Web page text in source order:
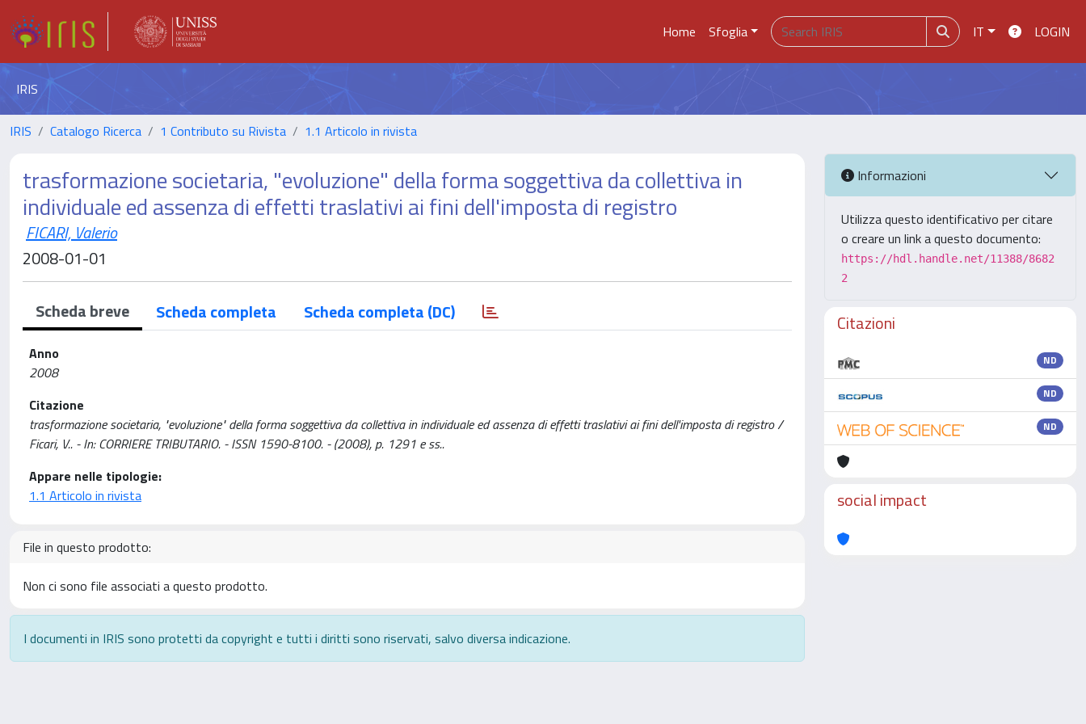
Home Sfoglia IT LOGIN
IRIS
IRIS Catalogo Ricerca 1 Contributo su Rivista 1.1 Articolo in rivista
trasformazione societaria, "evoluzione" della forma soggettiva da collettiva in
individuale ed assenza di effetti traslativi ai fini dell'imposta di registro
FICARI, Valerio
2008-01-01
Scheda breve Scheda completa Scheda completa (DC)
Anno
2008
Citazione
trasformazione societaria, "evoluzione" della forma soggettiva da collettiva in individuale ed assenza di effetti traslativi ai fini dell'imposta di registro /
Ficari, V.. - In: CORRIERE TRIBUTARIO. - ISSN 1590-8100. - (2008), p. 1291 e ss..
Appare nelle tipologie:
1.1 Articolo in rivista
File in questo prodotto:
Non ci sono file associati a questo prodotto.
I documenti in IRIS sono protetti da copyright e tutti i diritti sono riservati, salvo diversa indicazione.
Informazioni
Utilizza questo identificativo per citare
o creare un link a questo documento:
https://hdl.handle.net/11388/8682
2
Citazioni
ND
ND
ND
social impact